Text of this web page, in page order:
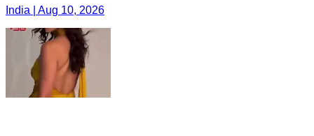
India | Aug 10, 2026